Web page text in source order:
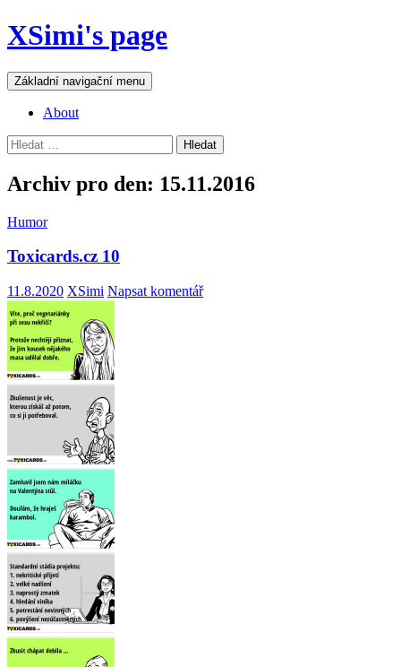
Přejít
k
webu
XSimi's page
Hledat
Základní navigační menu
About
Vyhledávání
Archiv pro den: 15.11.2016
Humor
Toxicards.cz 10
11.8.2020 XSimi Napsat komentář